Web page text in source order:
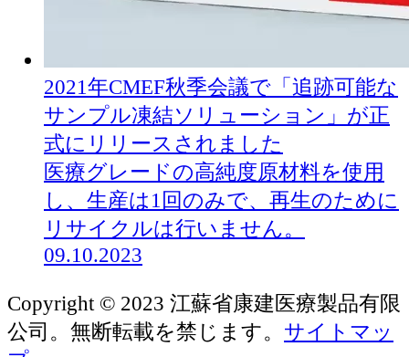
2021年CMEF秋季会議で「追跡可能な
サンプル凍結ソリューション」が正
式にリリースされました
医療グレードの高純度原材料を使用
し、生産は1回のみで、再生のために
リサイクルは行いません。
09.10.2023
Copyright © 2023 江蘇省康建医療製品有限
公司。無断転載を禁じます。 サイトマッ